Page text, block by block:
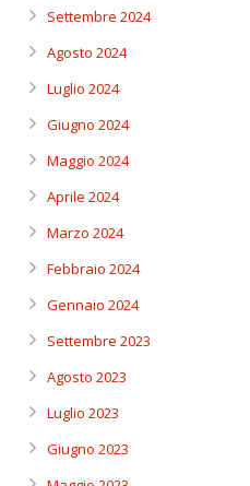
Settembre 2024
Agosto 2024
Luglio 2024
Giugno 2024
Maggio 2024
Aprile 2024
Marzo 2024
Febbraio 2024
Gennaio 2024
Settembre 2023
Agosto 2023
Luglio 2023
Giugno 2023